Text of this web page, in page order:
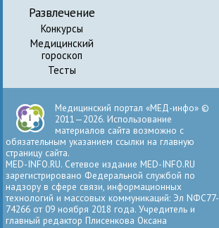
Развлечение
Конкурсы
Медицинский
гороскоп
Тесты
Медицинский портал «МЕД-инфо» ©
2011—2026. Использование
материалов сайта возможно с
обязательным указанием ссылки на главную
страницу сайта.
MED-INFO.RU. Сетевое издание MED-INFO.RU
зарегистрировано Федеральной службой по
надзору в сфере связи, информационных
технологий и массовых коммуникаций: Эл NФС77-
74266 от 09 ноября 2018 года. Учредитель и
главный редактор Плисенкова Оксана